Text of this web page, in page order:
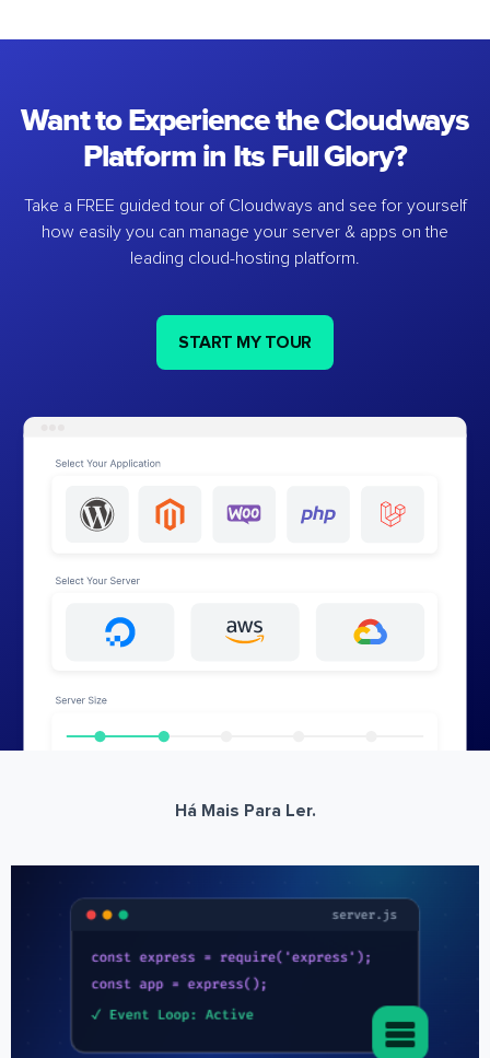
Want to Experience the Cloudways
Platform in Its Full Glory?
Take a FREE guided tour of Cloudways and see for yourself
how easily you can manage your server & apps on the
leading cloud-hosting platform.
START MY TOUR
Há Mais Para Ler.